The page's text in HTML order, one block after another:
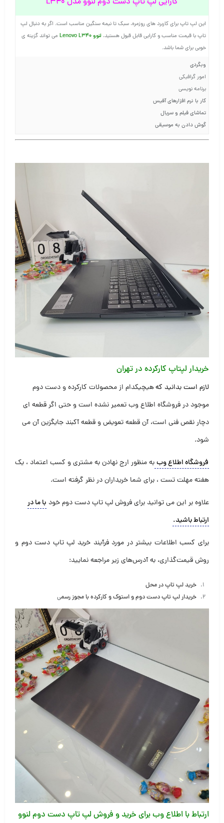
این لپ تاپ برای کاربرد های روزمره، سبک تا نیمه سنگین مناسب است. اگر به دنبال لپ
تاپ با قیمت مناسب و کارایی قابل قبول هستید، لنوو Lenovo L340
می تواند گزینه ی
خوبی برای شما باشد.
وبگردی
امور گرافیکی
برنامه نویسی
کار با نرم افزارهای آفیس
تماشای فیلم و سریال
گوش دادن به موسیقی
خریدار لپتاپ کارکرده در تهران
لازم است بدانید کههیچیکدام از محصولات کارکرده و دست دوم
موجود در فروشگاه اطلاع وب تعمیر نشده است و حتی اگر قطعه ای
دچار نقص فنی است، آن قطعه تعویض و قطعه آکبند جایگزین آن می
شود.
فروشگاه اطلاع وببه منظور ارج نهادن به مشتری و کسب اعتماد ، یک
هفته مهلت تست ، برای شما خریداران در نظر گرفته است.
علاوه بر این می توانید برای فروش لپ تاپ دست دوم خود با ما در
ارتباط باشید.
برای کسب اطلاعات بیشتر در مورد فرآیند خرید لپ تاپ دست دوم و
روش قیمت‌گذاری، به آدرس‌های زیر مراجعه نمایید:
خرید لپ تاپ در محل
خریدار لپ تاپ دست دوم و استوک و کارکرده با مجوز رسمی
ارتباط با اطلاع وب برای خرید و فروش لپ تاپ دست دوم لنوو